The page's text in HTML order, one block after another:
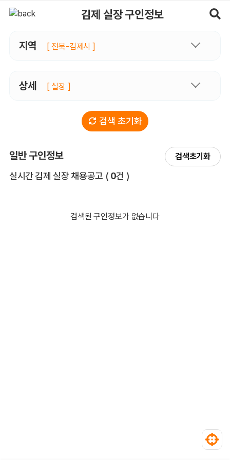
김제 실장 구인정보
지역 [ 전북-김제시 ]
상세 [ 실장 ]
검색 초기화
일반 구인정보 검색초기화
실시간 김제 실장 채용공고 전체 목록
( 0건 )
검색된 구인정보가 없습니다